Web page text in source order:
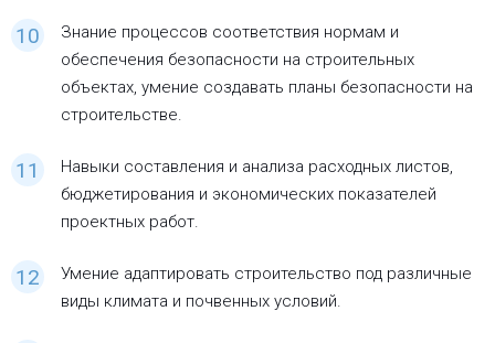
Знание процессов соответствия нормам и
обеспечения безопасности на строительных
объектах, умение создавать планы безопасности на
строительстве.
Навыки составления и анализа расходных листов,
бюджетирования и экономических показателей
проектных работ.
Умение адаптировать строительство под различные
виды климата и почвенных условий.